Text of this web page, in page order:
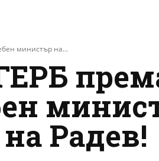
министър на...
Радев!